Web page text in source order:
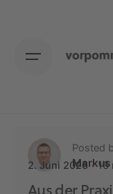
Posted
2. Juni 2026 16